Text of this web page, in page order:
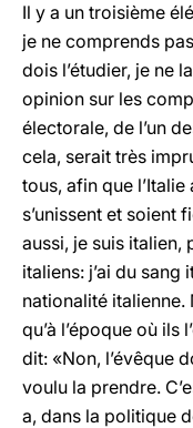
Il y a un troisième
je ne comprends
dois l’étudier, je ne
opinion sur les
électorale, de l’un
cela, serait très
tous, afin que l’Italie
s’unissent et soient
aussi, je suis italien,
italiens: j’ai du sang
nationalité italienne.
qu’à l’époque où ils
dit: «Non, l’évêque
voulu la prendre.
a, dans la politique